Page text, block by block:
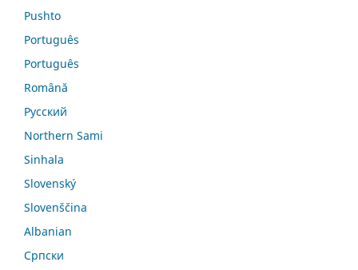
Pushto
Português
Português
Română
Русский
Northern Sami
Sinhala
Slovenský
Slovenščina
Albanian
Српски